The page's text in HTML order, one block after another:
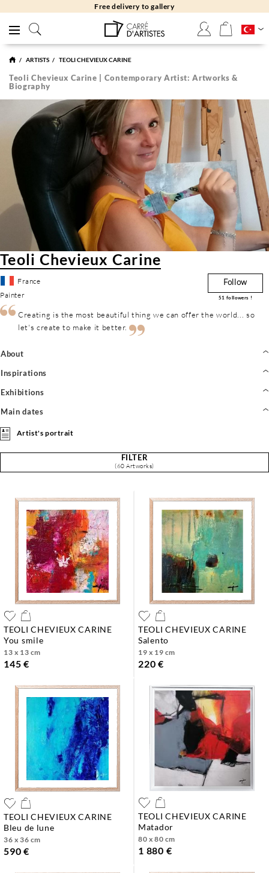
Free returns 30 days
ARTISTS TEOLI CHEVIEUX CARINE
Teoli Chevieux Carine | Contemporary Artist: Artworks &
Biography
Teoli Chevieux Carine
France
Painter
Follow
51 followers !
Creating is the most beautiful thing we can offer the world... so
let's create to make it better.
About
Inspirations
Exhibitions
Main dates
Artist's portrait
FILTER
(60 Artworks)
TEOLI CHEVIEUX CARINE
you smile
13 x 13 cm
145 €
TEOLI CHEVIEUX CARINE
salento
19 x 19 cm
220 €
TEOLI CHEVIEUX CARINE
bleu de lune
36 x 36 cm
590 €
TEOLI CHEVIEUX CARINE
matador
80 x 80 cm
1 880 €